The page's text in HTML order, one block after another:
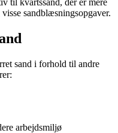
til kvartssand, der er mere
sandblæsningsopgaver.
sand i forhold til andre
arbejdsmiljø